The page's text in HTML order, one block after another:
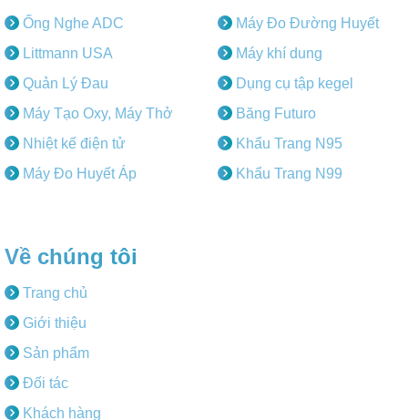
Ống Nghe ADC
Littmann USA
Quản Lý Đau
Máy Tạo Oxy, Máy Thở
Nhiệt kế điện tử
Máy Đo Huyết Áp
Máy Đo Đường Huyết
Máy khí dung
Dụng cụ tập kegel
Băng Futuro
Khẩu Trang N95
Khẩu Trang N99
Về chúng tôi
Trang chủ
Giới thiệu
Sản phẩm
Đối tác
Khách hàng